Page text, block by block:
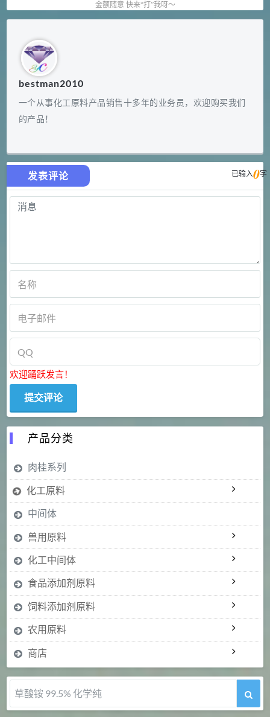
金额随意 快来“打”我呀～
bestman2010
一个从事化工原料产品销售十多年的业务员，欢迎购买我们
的产品！
发表评论 已输入0字
欢迎踊跃发言！
产品分类
肉桂系列
化工原料
中间体
兽用原料
化工中间体
食品添加剂原料
饲料添加剂原料
农用原料
商店
草酸铵 99.5% 化学纯